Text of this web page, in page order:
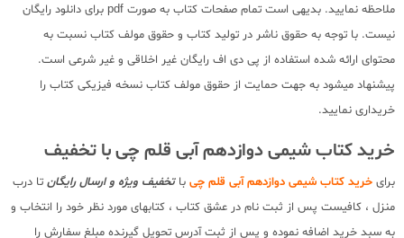
ملاحظه نمایید. بدیهی است تمام صفحات کتاب به صورت pdf برای دانلود رایگان
نیست. با توجه به حقوق ناشر در تولید کتاب و حقوق مولف کتاب نسبت به
محتوای ارائه شده استفاده از پی دی اف رایگان غیر اخلاقی و غیر شرعی است.
پیشنهاد میشود به جهت حمایت از حقوق مولف کتاب نسخه فیزیکی کتاب را
خریداری نمایید.
خرید کتاب شیمی دوازدهم آبی قلم چی با تخفیف
برای خرید کتاب شیمی دوازدهم آبی قلم چی باتخفیف ویژه و ارسال رایگان تا درب
منزل ، کافیست پس از ثبت نام در عشق کتاب ، کتابهای مورد نظر خود را انتخاب و
به سبد خرید اضافه نموده و پس از ثبت آدرس تحویل گیرنده مبلغ سفارش را